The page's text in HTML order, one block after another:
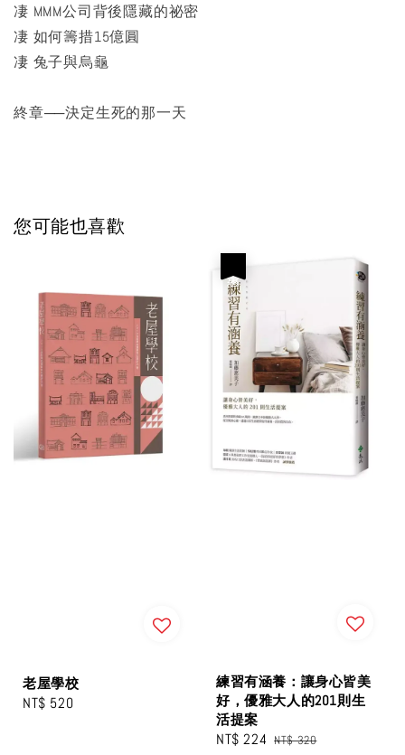
凄 MMM公司背後隱藏的祕密
凄 如何籌措15億圓
凄 兔子與烏龜
終章──決定生死的那一天
您可能也喜歡
老屋學校
Regular
NT$ 520
練習有涵養：讓身心皆美
好，優雅大人的201則生
活提案
Sale
NT$ 224 Regular
NT$ 320